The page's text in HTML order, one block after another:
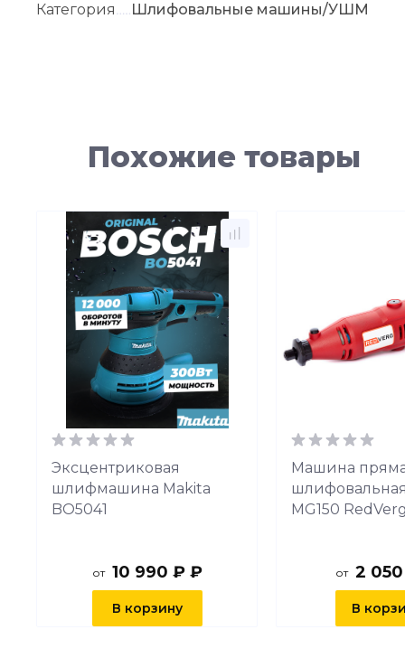
Категория
Шлифовальные машины/УШМ
Похожие товары
Эксцентриковая
шлифмашина Makita
BO5041
от 10 990 ₽ ₽
В корзину
Машина
МG150
от 2
В